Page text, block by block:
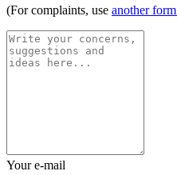
(For complaints, use another form
Your e-mail